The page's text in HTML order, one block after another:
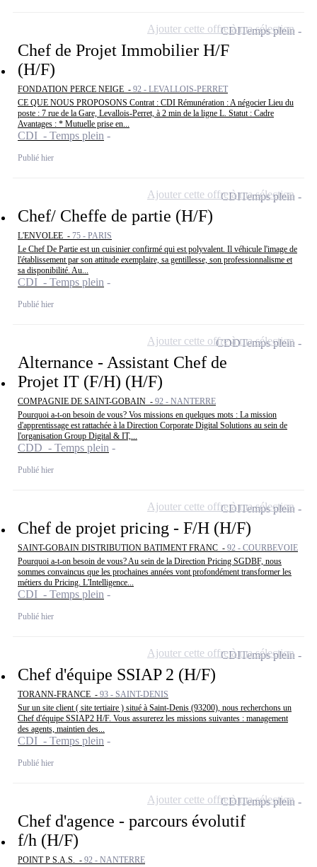
Chef de Projet Immobilier H/F
(H/F)
FONDATION PERCE NEIGE - 92 - LEVALLOIS-PERRET
CE QUE NOUS PROPOSONS Contrat : CDI Rémunération : A négocier Lieu du
poste : 7 rue de la Gare, Levallois-Perret, à 2 min de la ligne L. Statut : Cadre
Avantages : * Mutuelle prise en...
CDI - Temps plein
Publié hier
CDITemps plein
Ajouter cette offre à ma sélection
Chef/ Cheffe de partie (H/F)
L'ENVOLEE - 75 - PARIS
Le Chef De Partie est un cuisinier confirmé qui est polyvalent. Il véhicule l'image de
l'établissement par son attitude exemplaire, sa gentillesse, son professionnalisme et
sa disponibilité. Au...
CDI - Temps plein
Publié hier
CDITemps plein
Ajouter cette offre à ma sélection
Alternance - Assistant Chef de
Projet IT (F/H) (H/F)
COMPAGNIE DE SAINT-GOBAIN - 92 - NANTERRE
Pourquoi a-t-on besoin de vous? Vos missions en quelques mots : La mission
d'apprentissage est rattachée à la Direction Corporate Digital Solutions au sein de
l'organisation Group Digital & IT,...
CDD - Temps plein
Publié hier
CDDTemps plein
Ajouter cette offre à ma sélection
Chef de projet pricing - F/H (H/F)
SAINT-GOBAIN DISTRIBUTION BATIMENT FRANC - 92 - COURBEVOIE
Pourquoi a-t-on besoin de vous? Au sein de la Direction Pricing SGDBF, nous
sommes convaincus que les prochaines années vont profondément transformer les
métiers du Pricing. L'Intelligence...
CDI - Temps plein
Publié hier
CDITemps plein
Ajouter cette offre à ma sélection
Chef d'équipe SSIAP 2 (H/F)
TORANN-FRANCE - 93 - SAINT-DENIS
Sur un site client ( site tertiaire ) situé à Saint-Denis (93200), nous recherchons un
Chef d'équipe SSIAP2 H/F. Vous assurerez les missions suivantes : management
des agents, maintien des...
CDI - Temps plein
Publié hier
CDITemps plein
Ajouter cette offre à ma sélection
Chef d'agence - parcours évolutif
f/h (H/F)
POINT P S.A.S. - 92 - NANTERRE
CDITemps plein
Ajouter cette offre à ma sélection